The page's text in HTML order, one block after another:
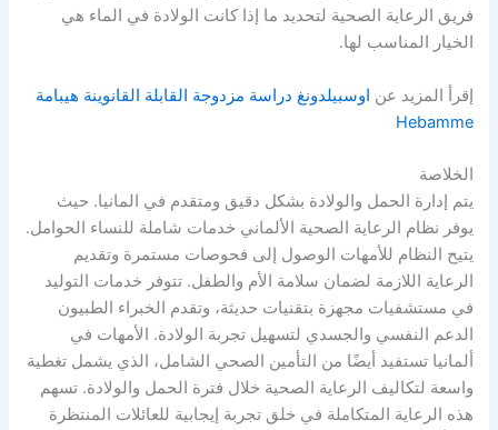
فريق الرعاية الصحية لتحديد ما إذا كانت الولادة في الماء هي
الخيار المناسب لها.
إقرأ المزيد عن اوسبيلدونغ دراسة مزدوجة القابلة القانوينة هيبامة
Hebamme
الخلاصة
يتم إدارة الحمل والولادة بشكل دقيق ومتقدم في المانيا. حيث
يوفر نظام الرعاية الصحية الألماني خدمات شاملة للنساء الحوامل.
يتيح النظام للأمهات الوصول إلى فحوصات مستمرة وتقديم
الرعاية اللازمة لضمان سلامة الأم والطفل. تتوفر خدمات التوليد
في مستشفيات مجهزة بتقنيات حديثة، وتقدم الخبراء الطبيون
الدعم النفسي والجسدي لتسهيل تجربة الولادة. الأمهات في
ألمانيا تستفيد أيضًا من التأمين الصحي الشامل، الذي يشمل تغطية
واسعة لتكاليف الرعاية الصحية خلال فترة الحمل والولادة. تسهم
هذه الرعاية المتكاملة في خلق تجربة إيجابية للعائلات المنتظرة